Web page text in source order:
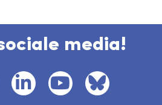
media!